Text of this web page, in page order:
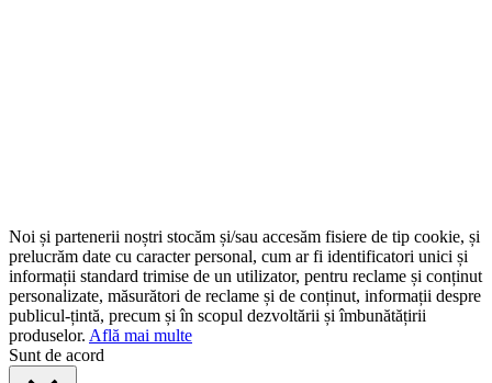
Noi și partenerii noștri stocăm și/sau accesăm fisiere de tip cookie, și
prelucrăm date cu caracter personal, cum ar fi identificatori unici și
informații standard trimise de un utilizator, pentru reclame și conținut
personalizate, măsurători de reclame și de conținut, informații despre
publicul-țintă, precum și în scopul dezvoltării și îmbunătățirii
produselor. Află mai multe
Sunt de acord